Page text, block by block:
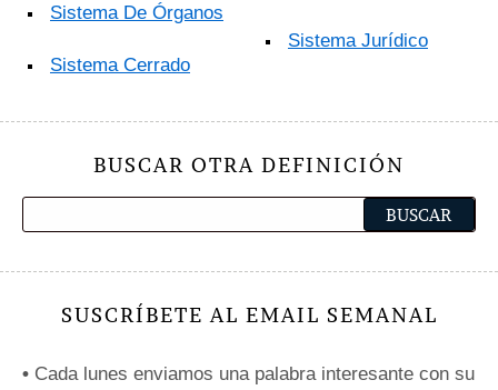
Sistema De Órganos
Sistema Cerrado
Sistema Jurídico
BUSCAR OTRA DEFINICIÓN
SUSCRÍBETE AL EMAIL SEMANAL
• Cada lunes enviamos una palabra interesante con su